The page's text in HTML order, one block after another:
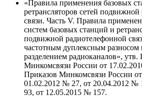
«Правила применения базовых
ретрансляторов сетей
связи. Часть V. Правила
систем базовых станций и
подвижной радиотелефонной
частотным дуплексным разносом
разделением радиоканалов»,
Минкомсвязи России от
Приказов Минкомсвязи России
01.02.2012 № 27, от 20.04.2012 №
93, от 12.05.2015 № 157.